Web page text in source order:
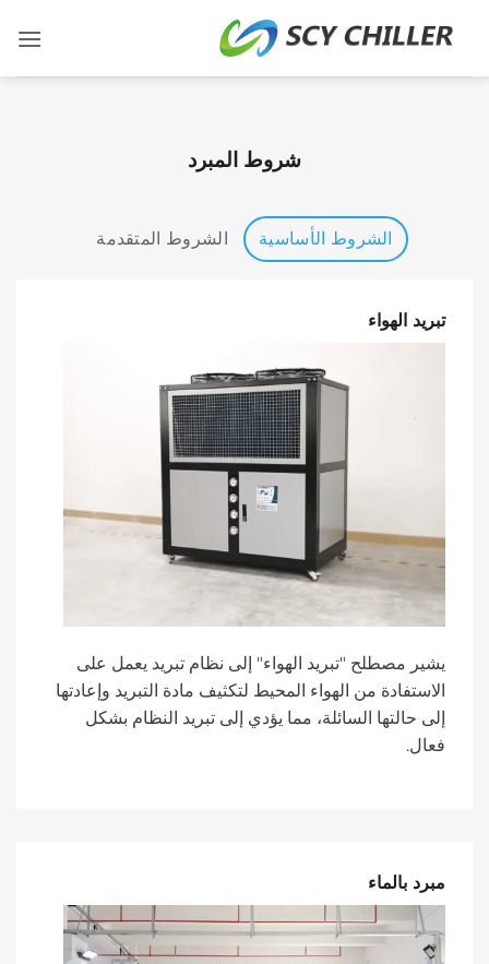
للمحتوى
شروط المبرد
الشروط الأساسية الشروط المتقدمة
تبريد الهواء
يشير مصطلح "تبريد الهواء" إلى نظام تبريد يعمل على
الاستفادة من الهواء المحيط لتكثيف مادة التبريد وإعادتها
إلى حالتها السائلة، مما يؤدي إلى تبريد النظام بشكل
فعال.
مبرد بالماء